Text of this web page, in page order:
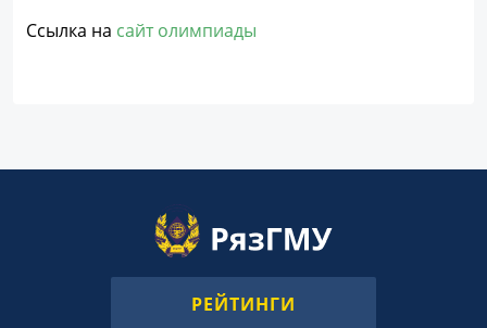
Ссылка на сайт олимпиады
РЕЙТИНГИ